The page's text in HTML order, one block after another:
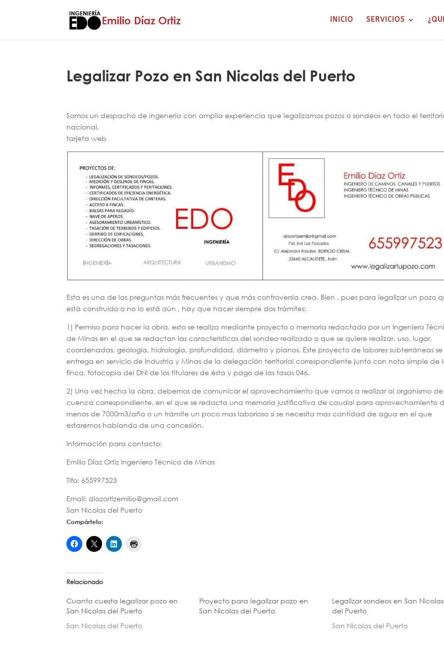
INICIO SERVICIOS
Legalizar Pozo en San Nicolas del Puerto
Somos un despacho de ingenería con amplia experiencia que legalizamos pozos o sondeos en todo el
nacional.
tarjeta web
Esta es una de las preguntas más frecuentes y que más controversia crea. Bien , pues para legalizar un pozo
está construido o no lo está aún , hay que hacer siempre dos trámites:
1) Permiso para hacer la obra, esto se realiza mediante proyecto o memoria redactado por un Ingeniero
de Minas en el que se redactan las características del sondeo realizado o que se quiere realizar, uso, lugar,
coordenadas, geología, hidrologia, profundidad, diámetro y planos. Este proyecto de labores subterráneas se
entrega en servicio de Industria y Minas de la delegación territorial correspondiente junto con nota simple de
finca, fotocopia del DNI de los titulares de ésta y pago de las tasas 046.
2) Una vez hecha la obra, debemos de comunicar el aprovechamiento que vamos a realizar al organismo de
cuenca correspondiente, en el que se redacta una memoria justificativa de caudal para aprovechamiento
menos de 7000m3/año o un trámite un poco mas laborioso si se necesita mas cantidad de agua en el que
estaremos hablando de una concesión.
Información para contacto:
Emilio Díaz Ortiz Ingeniero Técnico de Minas
Tlfo: 655997523
Email: diazortizemilio@gmail.com
San Nicolas del Puerto
Compártelo:
Relacionado
Cuanto cuesta legalizar pozo en
San Nicolas del Puerto
San Nicolas del Puerto
Proyecto para legalizar pozo en
San Nicolas del Puerto
Legalizar sondeos en San Nicolas
del Puerto
San Nicolas del Puerto